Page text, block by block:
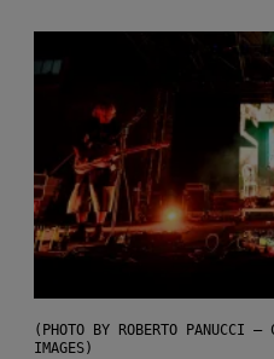
(PHOTO BY ROBERTO PANUCCI
IMAGES)